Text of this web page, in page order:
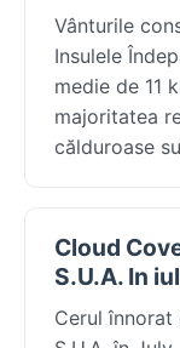
Vânturile
Insulele
medie de 11
majoritatea
călduroase
Cloud
S.U.A. In
Cerul înnorat